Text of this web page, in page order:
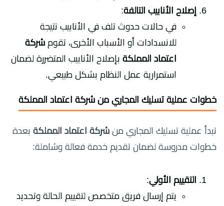
إصلاح الأنابيب التالفة:
في حالات حدوث تلف في الأنابيب نتيجة
للانسدادات أو الأسباب الأخرى، تقوم شركة
اعتماد المملكة بإصلاح الأنابيب المتضررة لضمان
استمرارية عمل النظام بشكل طبيعي.
خطوات عملية تسليك المجاري من شركة اعتماد المملكة
تبدأ عملية تسليك المجاري من شركة اعتماد المملكة بعدة
خطوات مدروسة لضمان تقديم خدمة فعالة وشاملة:
التقييم الأولي:
يتم إرسال فريق متخصص لتقييم الحالة وتحديد